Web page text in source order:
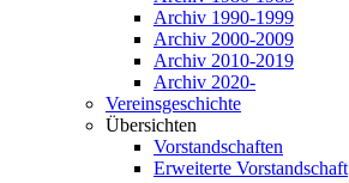
Archiv 1990-1999
Archiv 2000-2009
Archiv 2010-2019
Archiv 2020-
Vereinsgeschichte
Übersichten
Vorstandschaften
Erweiterte Vorstandschaft